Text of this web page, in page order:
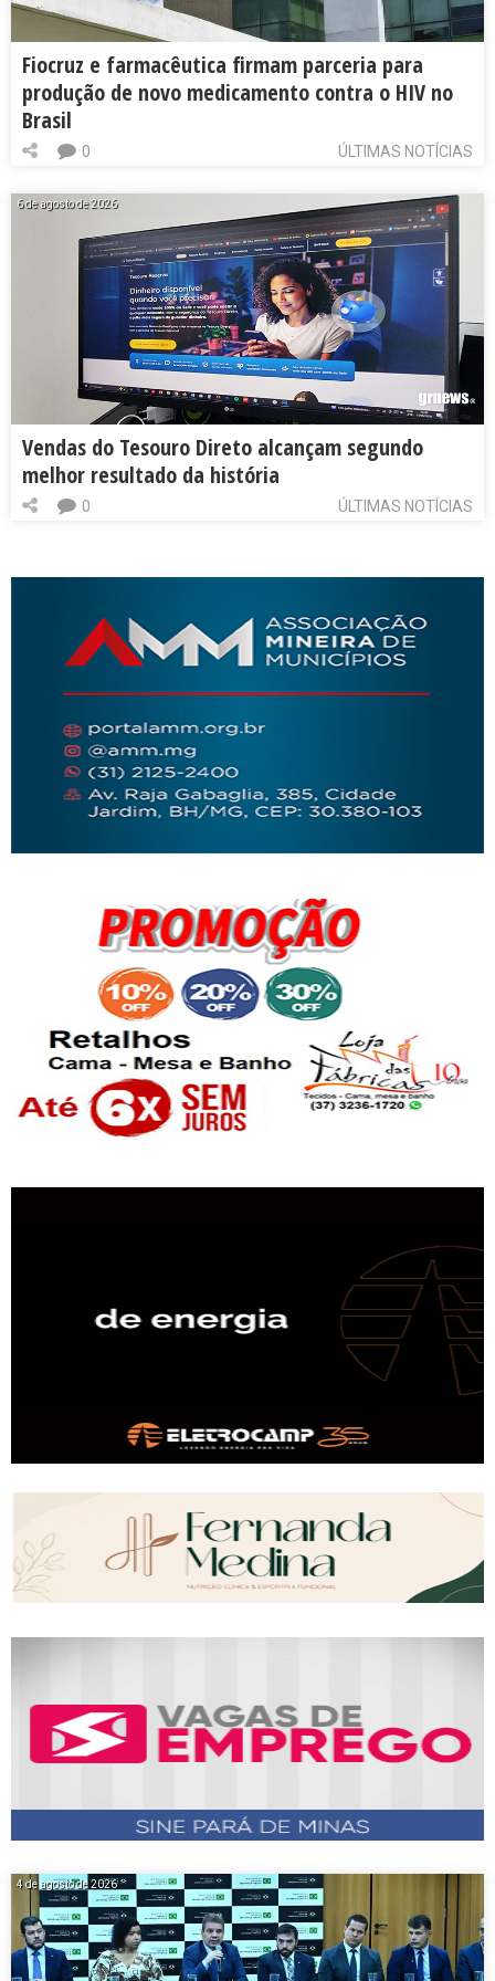
Fiocruz e farmacêutica firmam parceria para
produção de novo medicamento contra o HIV no
Brasil
ÚLTIMAS NOTÍCIAS
0
6 de agosto de 2026
Vendas do Tesouro Direto alcançam segundo
melhor resultado da história
ÚLTIMAS NOTÍCIAS
0
4 de agosto de 2026